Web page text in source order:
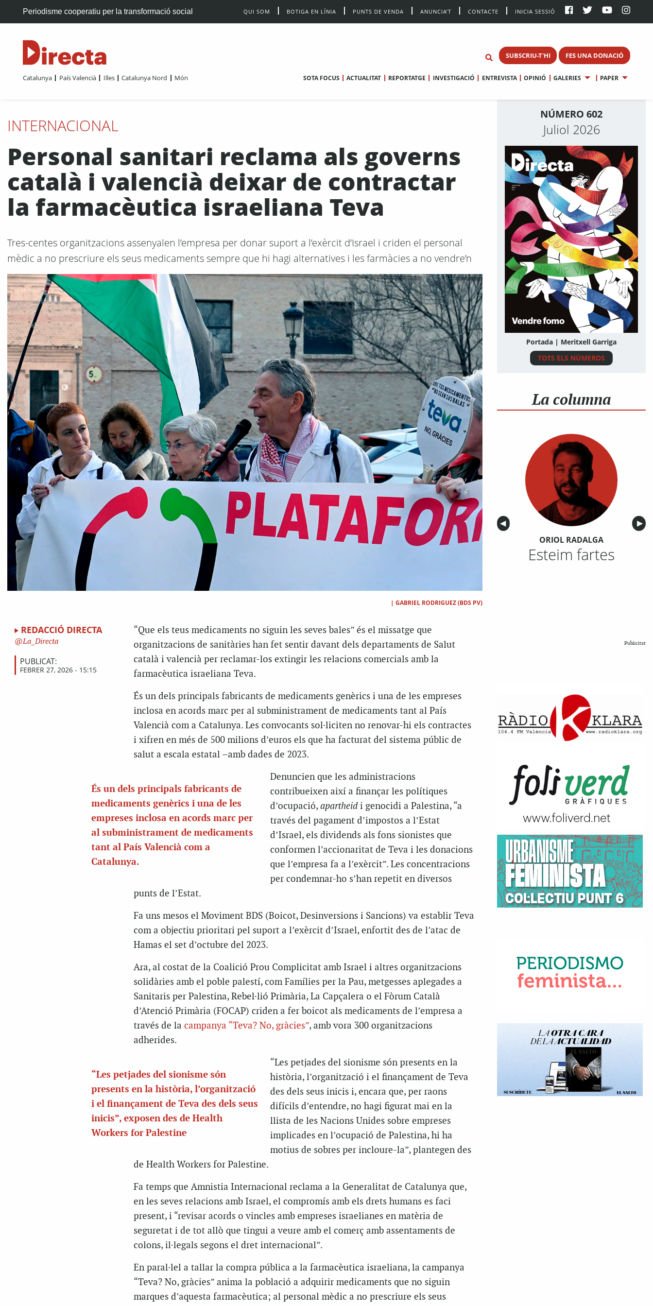
Periodisme cooperatiu per la transformació social QUI SOM BOTIGA EN LÍNIA PUNTS DE VENDA ANUNCIA’T CONTACTE INICIA SESSIÓ
SUBSCRIU-T'HI FES UNA DONACIÓ
Catalunya País Valencià Illes Catalunya Nord Món SOTA FOCUS ACTUALITAT REPORTATGE INVESTIGACIÓ ENTREVISTA OPINIÓ GALERIES PAPER
INTERNACIONAL
Personal sanitari reclama als governs
català i valencià deixar de contractar
la farmacèutica israeliana Teva
Tres-centes organitzacions assenyalen l’empresa per donar suport a l’exèrcit d’Israel i criden el personal
mèdic a no prescriure els seus medicaments sempre que hi hagi alternatives i les farmàcies a no vendre’n
| GABRIEL RODRIGUEZ (BDS PV)
REDACCIÓ DIRECTA
La_Directa
PUBLICAT:
FEBRER 27, 2026 - 15:15
“Que els teus medicaments no siguin les seves bales” és el missatge que
organitzacions de sanitàries han fet sentir davant dels departaments de Salut
català i valencià per reclamar-los extingir les relacions comercials amb la
farmacèutica israeliana Teva.
És un dels principals fabricants de medicaments genèrics i una de les empreses
inclosa en acords marc per al subministrament de medicaments tant al País
Valencià com a Catalunya. Les convocants sol·liciten no renovar-hi els contractes
i xifren en més de 500 milions d’euros els que ha facturat del sistema públic de
salut a escala estatal –amb dades de 2023.
És un dels principals fabricants de
medicaments genèrics i una de les
empreses inclosa en acords marc per
al subministrament de medicaments
tant al País Valencià com a
Catalunya.
Denuncien que les administracions
contribueixen així a finançar les polítiques
d’ocupació, apartheidi genocidi a Palestina, “a
través del pagament d’impostos a l’Estat
d’Israel, els dividends als fons sionistes que
conformen l’accionaritat de Teva i les donacions
que l’empresa fa a l’exèrcit”. Les concentracions
per condemnar-ho s’han repetit en diversos
punts de l’Estat.
Fa uns mesos el Moviment BDS (Boicot, Desinversions i Sancions) va establir Teva
com a objectiu prioritari pel suport a l’exèrcit d’Israel, enfortit des de l’atac de
Hamas el set d’octubre del 2023.
Ara, al costat de la Coalició Prou Complicitat amb Israel i altres organitzacions
solidàries amb el poble palestí, com Famílies per la Pau, metgesses aplegades a
Sanitaris per Palestina, Rebel·lió Primària, La Capçalera o el Fòrum Català
d’Atenció Primària (FOCAP) criden a fer boicot als medicaments de l’empresa a
través de la campanya “Teva? No, gràcies”, amb vora 300 organitzacions
adherides.
“Les petjades del sionisme són
presents en la història, l’organització
i el finançament de Teva des dels seus
inicis”, exposen des de Health
Workers for Palestine
“Les petjades del sionisme són presents en la
història, l’organització i el finançament de Teva
des dels seus inicis i, encara que, per raons
difícils d’entendre, no hagi figurat mai en la
llista de les Nacions Unides sobre empreses
implicades en l’ocupació de Palestina, hi ha
motius de sobres per incloure-la”, plantegen des
de Health Workers for Palestine.
Fa temps que Amnistia Internacional reclama a la Generalitat de Catalunya que,
en les seves relacions amb Israel, el compromís amb els drets humans es faci
present, i “revisar acords o vincles amb empreses israelianes en matèria de
seguretat i de tot allò que tingui a veure amb el comerç amb assentaments de
colons, il·legals segons el dret internacional”.
En paral·lel a tallar la compra pública a la farmacèutica israeliana, la campanya
“Teva? No, gràcies” anima la població a adquirir medicaments que no siguin
marques d’aquesta farmacèutica; al personal mèdic a no prescriure els seus
NÚMERO 602
Juliol 2026
Portada | Meritxell Garriga
TOTS ELS NÚMEROS
La columna
Anterior
◀︎ ▶︎
ORIOL RADALGA
Esteim fartes
Publicitat